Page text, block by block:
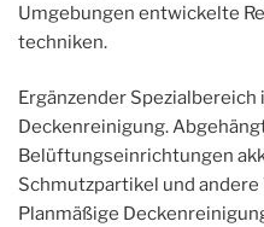
Umgebungen entwickelte
techniken.
Ergänzender
Deckenreinigung.
Belüftungseinrichtungen
Schmutzpartikel und
Planmäßige